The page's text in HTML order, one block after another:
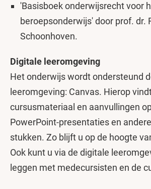
'Basisboek onderwijsrecht voor
beroepsonderwijs' door prof. dr.
Schoonhoven.
Digitale leeromgeving
Het onderwijs wordt ondersteund
leeromgeving: Canvas. Hierop
cursusmateriaal en aanvullingen
PowerPoint-presentaties en
stukken. Zo blijft u op de hoogte
Ook kunt u via de digitale
leggen met medecursisten en de